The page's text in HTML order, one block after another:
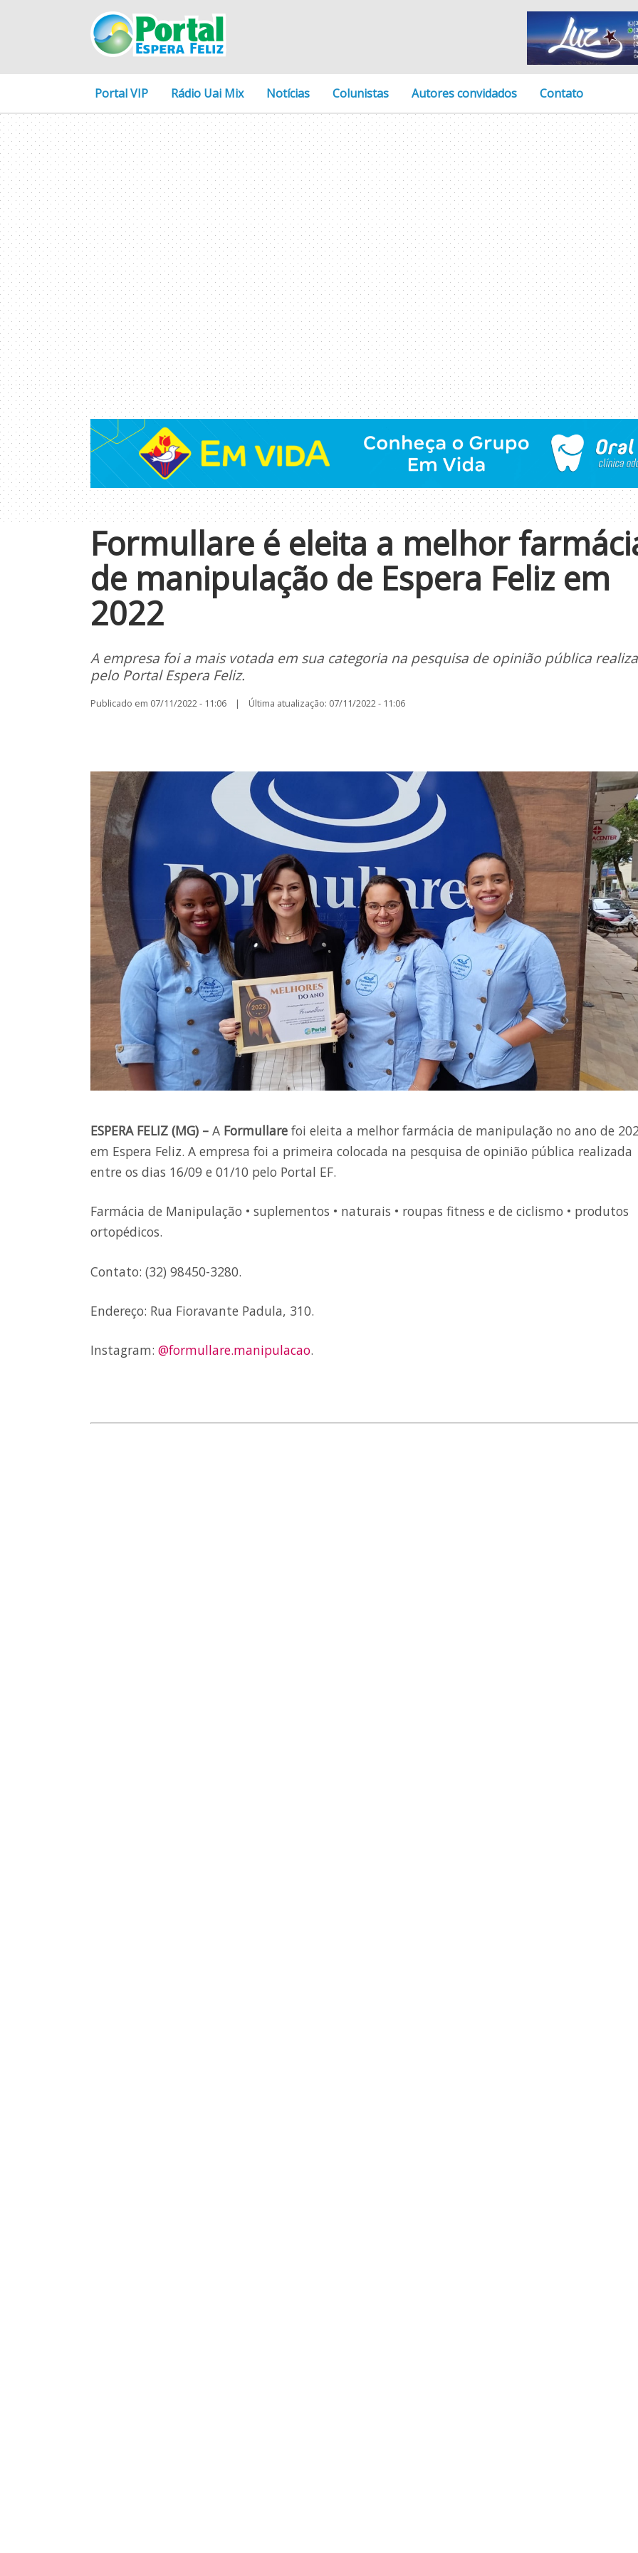
Portal VIP Rádio Uai Mix Notícias Colunistas Autores convidados Contato
Formullare é eleita a melhor
de manipulação de Espera Feliz em
2022
A empresa foi a mais votada em sua categoria na pesquisa de opinião pública
pelo Portal Espera Feliz.
Publicado em 07/11/2022 - 11:06 | Última atualização: 07/11/2022 - 11:06
ESPERA FELIZ (MG) – A Formullare foi eleita a melhor farmácia de manipulação no ano de
em Espera Feliz. A empresa foi a primeira colocada na pesquisa de opinião pública realizada
entre os dias 16/09 e 01/10 pelo Portal EF.
Farmácia de Manipulação • suplementos • naturais • roupas fitness e de ciclismo • produtos
ortopédicos.
Contato: (32) 98450-3280.
Endereço: Rua Fioravante Padula, 310.
Instagram: @formullare.manipulacao.